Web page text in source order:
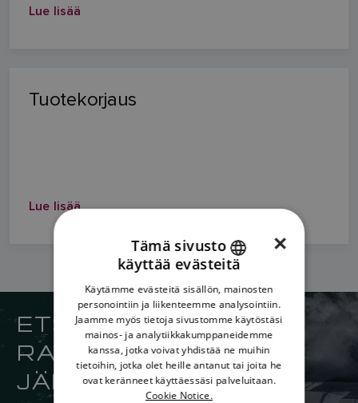
Lue lisää
Tuotekorjaus
Lue lisää
ETSI LÄHIN
RAYMARINE-
JÄLLEENMYYJÄSI
ENGLISH
FRENCH
DANISH
ITALIAN
SWEDISH
×
Tämä sivusto
käyttää evästeitä
Käytämme evästeitä sisällön, mainosten
personointiin ja liikenteemme analysointiin.
Jaamme myös tietoja sivustomme käytöstäsi
mainos- ja analytiikkakumppaneidemme
kanssa, jotka voivat yhdistää ne muihin
tietoihin, jotka olet heille antanut tai joita he
ovat keränneet käyttäessäsi palveluitaan.
Cookie Notice.